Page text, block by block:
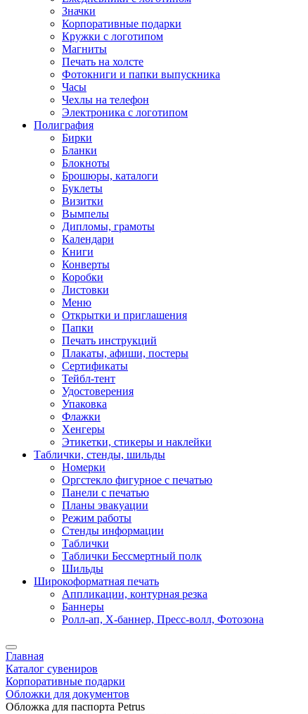
Значки
Корпоративные подарки
Кружки с логотипом
Магниты
Печать на холсте
Фотокниги и папки выпускника
Часы
Чехлы на телефон
Электроника с логотипом
Полиграфия
Бирки
Бланки
Блокноты
Брошюры, каталоги
Буклеты
Визитки
Вымпелы
Дипломы, грамоты
Календари
Книги
Конверты
Коробки
Листовки
Меню
Открытки и приглашения
Папки
Печать инструкций
Плакаты, афиши, постеры
Сертификаты
Тейбл-тент
Удостоверения
Упаковка
Флажки
Хенгеры
Этикетки, стикеры и наклейки
Таблички, стенды, шильды
Номерки
Оргстекло фигурное с печатью
Панели с печатью
Планы эвакуации
Режим работы
Стенды информации
Таблички
Таблички Бессмертный полк
Шильды
Широкоформатная печать
Аппликации, контурная резка
Баннеры
Ролл-ап, X-баннер, Пресс-волл, Фотозона
Главная
Каталог сувениров
Корпоративные подарки
Обложки для документов
Обложка для паспорта Petrus